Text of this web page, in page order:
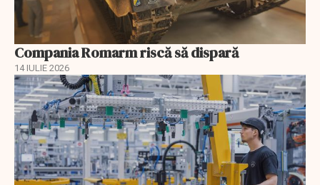
Compania Romarm riscă să dispară
14 IULIE 2026